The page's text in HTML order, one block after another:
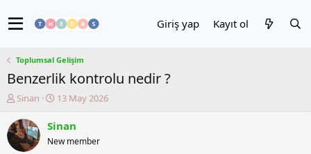
Giriş yap Kayıt ol
Toplumsal Gelişim
Benzerlik kontrolu nedir ?
K
n
u
y
Sinan
B
ş
a
13 May 2026
Sinan
New member